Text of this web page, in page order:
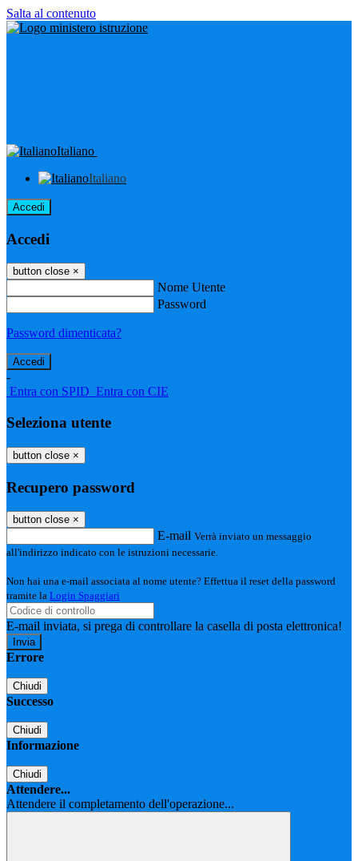
Salta al contenuto
Italiano
Italiano
Accedi
Accedi
button close ×
Nome Utente
Password
Password dimenticata?
-
Entra con SPID Entra con CIE
Seleziona utente
button close ×
Recupero password
button close ×
E-mail Verrà inviato un messaggio
all'indirizzo indicato con le istruzioni necessarie.
Non hai una e-mail associata al nome utente? Effettua il reset della password
tramite la Login Spaggiari
E-mail inviata, si prega di controllare la casella di posta elettronica!
Errore
Chiudi
Successo
Chiudi
Informazione
Chiudi
Attendere...
Attendere il completamento dell'operazione...